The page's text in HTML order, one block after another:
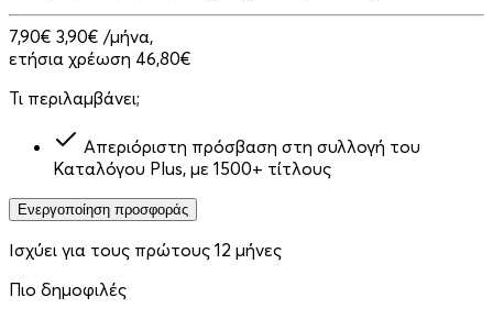
7,90€ 3,90€ /μήνα,
ετήσια χρέωση 46,80€
Τι περιλαμβάνει;
Απεριόριστη πρόσβαση στη συλλογή του
Καταλόγου Plus, με 1500+ τίτλους
Ενεργοποίηση προσφοράς
Ισχύει για τους πρώτους 12 μήνες
Πιο δημοφιλές